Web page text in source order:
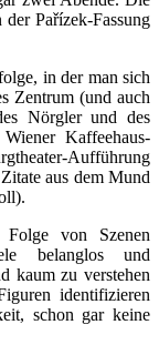
Pařízek-Fassung
in der man sich
Zentrum (und auch
Nörgler und des
Kaffeehaus-
Aufführung
aus dem Mund
von Szenen
belanglos und
kaum zu verstehen
identifizieren
schon gar keine